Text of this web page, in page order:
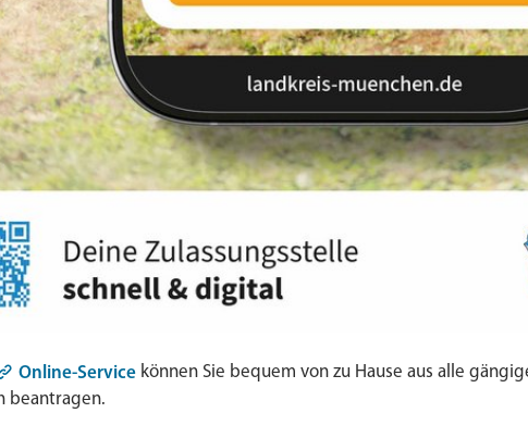
Themen Landkreis
- Beratung und
Online-Service können Sie bequem von zu Hause aus alle
beantragen.